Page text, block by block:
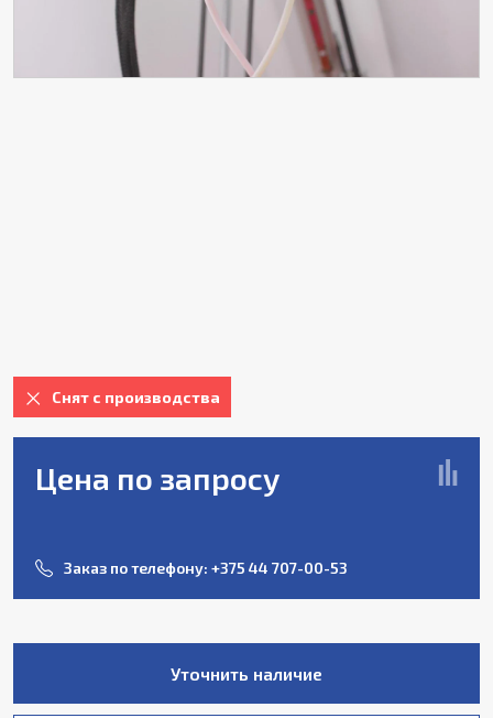
Снят с производства
Цена по запросу
Заказ по телефону: +375 44 707-00-53
Уточнить наличие